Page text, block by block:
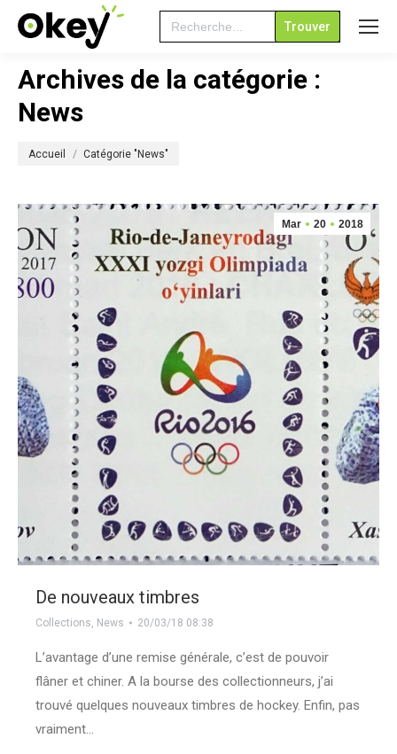
Search
for:
Archives de la catégorie :
News
Accueil Catégorie "News"
Mar 20 2018
De nouveaux timbres
Collections, News 20/03/18 08:38
L’avantage d’une remise générale, c’est de pouvoir
flâner et chiner. A la bourse des collectionneurs, j’ai
trouvé quelques nouveaux timbres de hockey. Enfin, pas
vraiment…